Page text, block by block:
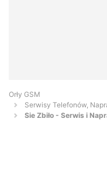
Orły GSM
Serwisy Telefonów,
Sie Zbiło - Serwis i